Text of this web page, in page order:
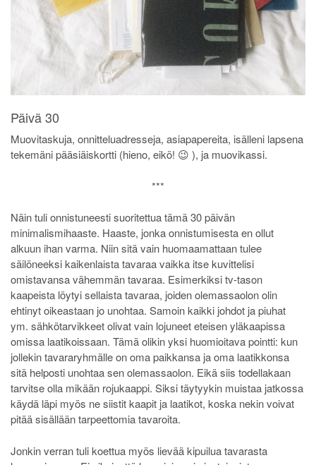
Päivä 30
Muovitaskuja, onnitteluadresseja, asiapapereita, isälleni lapsena
tekemäni pääsiäiskortti (hieno, eikö! 😉 ), ja muovikassi.
***
Näin tuli onnistuneesti suoritettua tämä 30 päivän
minimalismihaaste. Haaste, jonka onnistumisesta en ollut
alkuun ihan varma. Niin sitä vain huomaamattaan tulee
säilöneeksi kaikenlaista tavaraa vaikka itse kuvittelisi
omistavansa vähemmän tavaraa. Esimerkiksi tv-tason
kaapeista löytyi sellaista tavaraa, joiden olemassaolon olin
ehtinyt oikeastaan jo unohtaa. Samoin kaikki johdot ja piuhat
ym. sähkötarvikkeet olivat vain lojuneet eteisen yläkaapissa
omissa laatikoissaan. Tämä olikin yksi huomioitava pointti: kun
jollekin tavararyhmälle on oma paikkansa ja oma laatikkonsa
sitä helposti unohtaa sen olemassaolon. Eikä siis todellakaan
tarvitse olla mikään rojukaappi. Siksi täytyykin muistaa jatkossa
käydä läpi myös ne siistit kaapit ja laatikot, koska nekin voivat
pitää sisällään tarpeettomia tavaroita.
Jonkin verran tuli koettua myös lievää kipuilua tavarasta